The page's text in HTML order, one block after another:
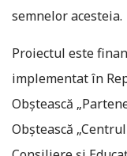
semnelor acesteia.
Proiectul este
implementat în
Obştească
Obştească